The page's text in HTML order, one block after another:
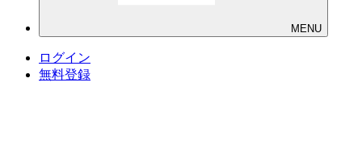
MENU
ログイン
無料登録